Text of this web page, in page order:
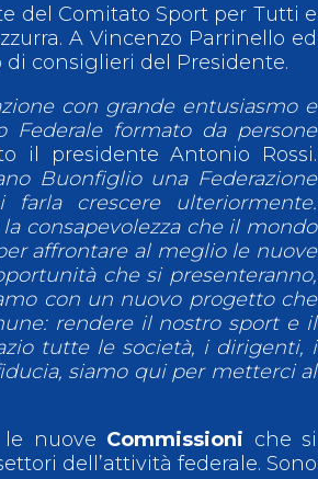
del Comitato Sport per Tutti e
A Vincenzo Parrinello ed
consiglieri del Presidente.
con grande entusiasmo e
Federale formato da persone
il presidente Antonio Rossi.
Buonfiglio una Federazione
crescere ulteriormente.
consapevolezza che il mondo
affrontare al meglio le nuove
che si presenteranno,
con un nuovo progetto che
rendere il nostro sport e il
tutte le società, i dirigenti, i
siamo qui per metterci al
nuove Commissioni che si
dell’attività federale. Sono